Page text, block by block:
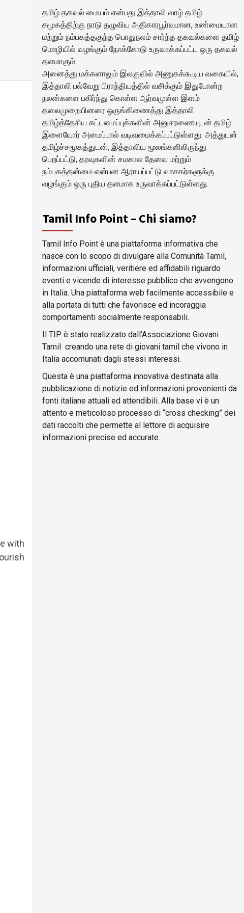
தமிழ் தகவல் மையம் என்பது இத்தாலி வாழ் தமிழ்
சமூகத்திற்கு நாடு தழுவிய அதிகாரபூர்வமான, உண்மையான
மற்றும் நம்பகத்தகுந்த பொதுநலம் சார்ந்த தகவல்களை தமிழ்
மொழியில் வழங்கும் நோக்கோடு உருவாக்கப்பட்ட ஒரு தகவல்
தளமாகும்.
அனைத்து மக்களாலும் இலகுவில் அணுகக்கூடிய வகையில்,
இத்தாலி பல்வேறு பிராந்தியத்தில் வசிக்கும் இதுபோன்ற
நலன்களை பகிர்ந்து கொள்ள ஆர்வமுள்ள இளம்
தலைமுறையினரை ஒருங்கிணைத்து இத்தாலி
தமிழ்த்தேசிய கட்டமைப்புக்களின் அனுசரணையுடன் தமிழ்
இளையோர் அமைப்பால் வடிவமைக்கப்பட்டுள்ளது. அத்துடன்
தமிழ்ச்சமூகத்துடன், இத்தாலிய மூலங்களிலிருந்து
பெறப்பட்டு, தரவுகளின் சமகால தேவை மற்றும்
நம்பகத்தன்மை என்பன ஆராயப்பட்டு வாசகர்களுக்கு
வழங்கும் ஒரு புதிய தளமாக உருவாக்கப்பட்டுள்ளது.
Tamil Info Point – Chi siamo?
Tamil Info Point è una piattaforma informativa che
nasce con lo scopo di divulgare alla Comunità Tamil,
informazioni ufficiali, veritiere ed affidabili riguardo
eventi e vicende di interesse pubblico che avvengono
in Italia. Una piattaforma web facilmente accessibile e
alla portata di tutti che favorisce ed incoraggia
comportamenti socialmente responsabili.
Il TIP è stato realizzato dall’Associazione Giovani
Tamil creando una rete di giovani tamil che vivono in
Italia accomunati dagli stessi interessi.
Questa è una piattaforma innovativa destinata alla
pubblicazione di notizie ed informazioni provenienti da
fonti italiane attuali ed attendibili. Alla base vi è un
attento e meticoloso processo di “cross checking” dei
dati raccolti che permette al lettore di acquisire
informazioni precise ed accurate.